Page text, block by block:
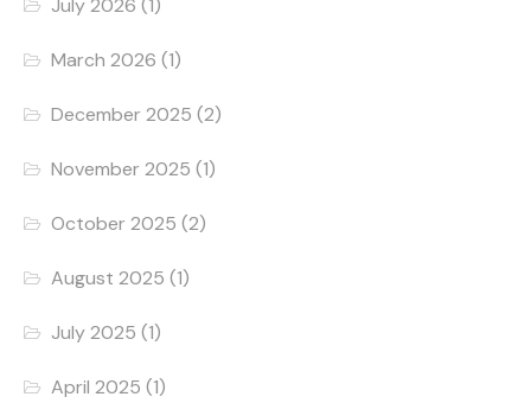
July 2026 (1)
March 2026 (1)
December 2025 (2)
November 2025 (1)
October 2025 (2)
August 2025 (1)
July 2025 (1)
April 2025 (1)